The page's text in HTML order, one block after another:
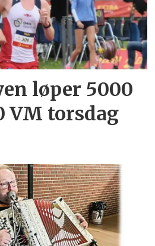
løper 5000
VM torsdag